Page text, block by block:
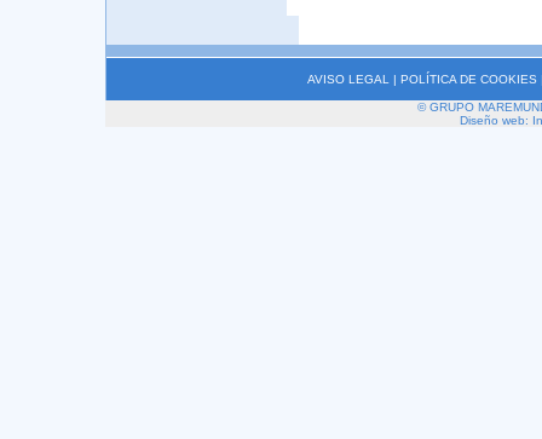
AVISO LEGAL | POLÍTICA DE COOKIES
© GRUPO
Diseño web: